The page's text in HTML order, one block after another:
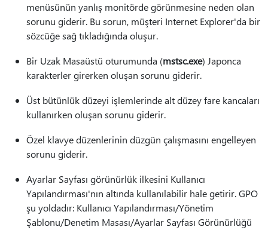
menüsünün yanlış monitörde görünmesine neden olan
sorunu giderir. Bu sorun, müşteri Internet Explorer'da bir
sözcüğe sağ tıkladığında oluşur.
Bir Uzak Masaüstü oturumunda (mstsc.exe) Japonca
karakterler girerken oluşan sorunu giderir.
Üst bütünlük düzeyi işlemlerinde alt düzey fare kancaları
kullanırken oluşan sorunu giderir.
Özel klavye düzenlerinin düzgün çalışmasını engelleyen
sorunu giderir.
Ayarlar Sayfası görünürlük ilkesini Kullanıcı
Yapılandırması'nın altında kullanılabilir hale getirir. GPO
şu yoldadır: Kullanıcı Yapılandırması/Yönetim
Şablonu/Denetim Masası/Ayarlar Sayfası Görünürlüğü